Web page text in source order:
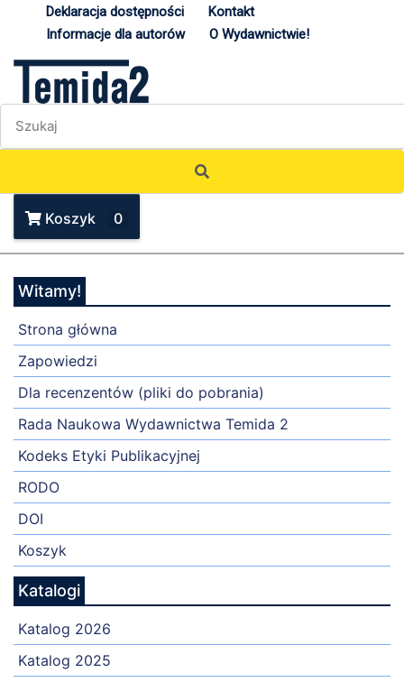
Deklaracja dostępności
Kontakt
Informacje dla autorów
O Wydawnictwie!
Koszyk 0
Witamy!
Strona główna
Zapowiedzi
Dla recenzentów (pliki do pobrania)
Rada Naukowa Wydawnictwa Temida 2
Kodeks Etyki Publikacyjnej
RODO
DOI
Koszyk
Katalogi
Katalog 2026
Katalog 2025